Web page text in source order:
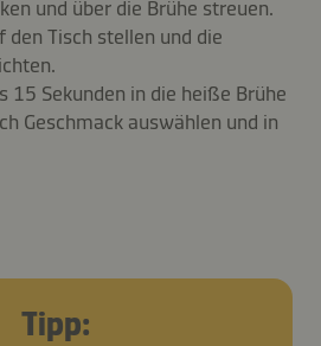
und über die Brühe streuen.
den Tisch stellen und die
15 Sekunden in die heiße Brühe
Geschmack auswählen und in
Tipp: